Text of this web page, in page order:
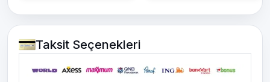
Taksit Seçenekleri